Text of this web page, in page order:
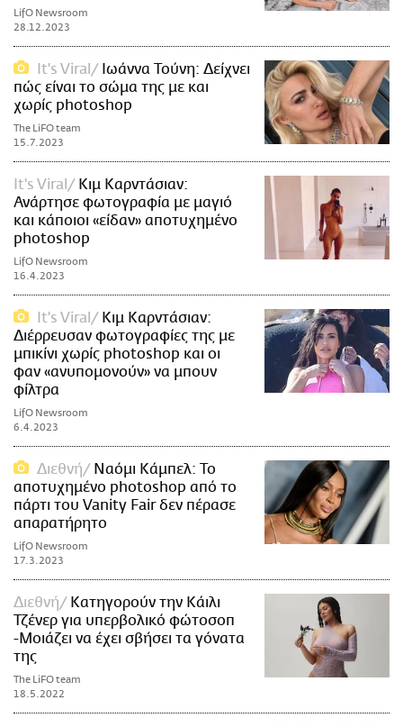
LifO Newsroom
28.12.2023
It's Viral
Ιωάννα Τούνη: Δείχνει
πώς είναι το σώμα της με και
χωρίς photoshop
The LiFO team
15.7.2023
It's Viral
Κιμ Καρντάσιαν:
Ανάρτησε φωτογραφία με μαγιό
και κάποιοι «είδαν» αποτυχημένο
photoshop
LifO Newsroom
16.4.2023
It's Viral
Κιμ Καρντάσιαν:
Διέρρευσαν φωτογραφίες της με
μπικίνι χωρίς photoshop και οι
φαν «ανυπομονούν» να μπουν
φίλτρα
LifO Newsroom
6.4.2023
Διεθνή
Ναόμι Κάμπελ: Το
αποτυχημένο photoshop από το
πάρτι του Vanity Fair δεν πέρασε
απαρατήρητο
LifO Newsroom
17.3.2023
Διεθνή
Κατηγορούν την Κάιλι
Τζένερ για υπερβολικό φώτοσοπ
-Μοιάζει να έχει σβήσει τα γόνατα
της
The LiFO team
18.5.2022